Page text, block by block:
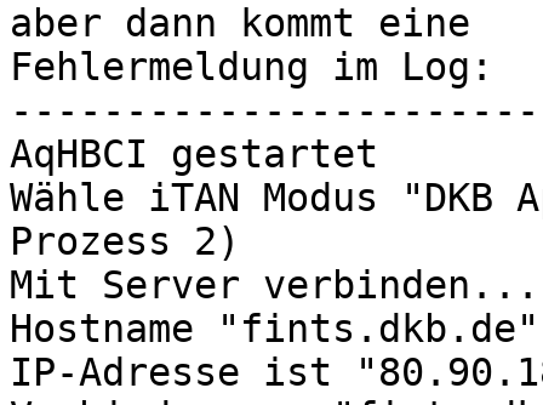
aber dann kommt eine
Fehlermeldung im Log:
AqHBCI gestartet
Wähle iTAN Modus
Prozess 2)
Mit Server verbinden...
Hostname
IP-Adresse ist